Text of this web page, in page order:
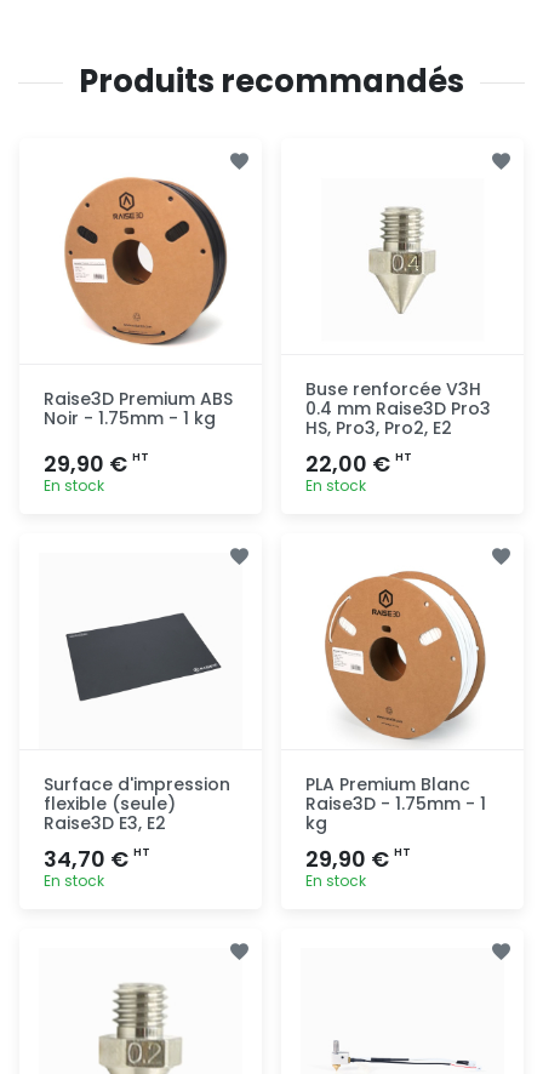
Produits recommandés
Raise3D Premium ABS
Noir - 1.75mm - 1 kg
29,90 € HT
En stock
Buse renforcée V3H
0.4 mm Raise3D Pro3
HS, Pro3, Pro2, E2
22,00 € HT
En stock
Surface d'impression
flexible (seule)
Raise3D E3, E2
34,70 € HT
En stock
PLA Premium Blanc
Raise3D - 1.75mm - 1
kg
29,90 € HT
En stock